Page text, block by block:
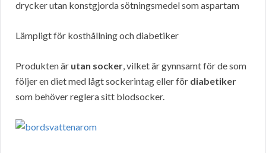
drycker utan konstgjorda sötningsmedel som aspartam
Lämpligt för kosthållning och diabetiker
Produkten är utan socker, vilket är gynnsamt för de som
följer en diet med lågt sockerintag eller för diabetiker
som behöver reglera sitt blodsocker.